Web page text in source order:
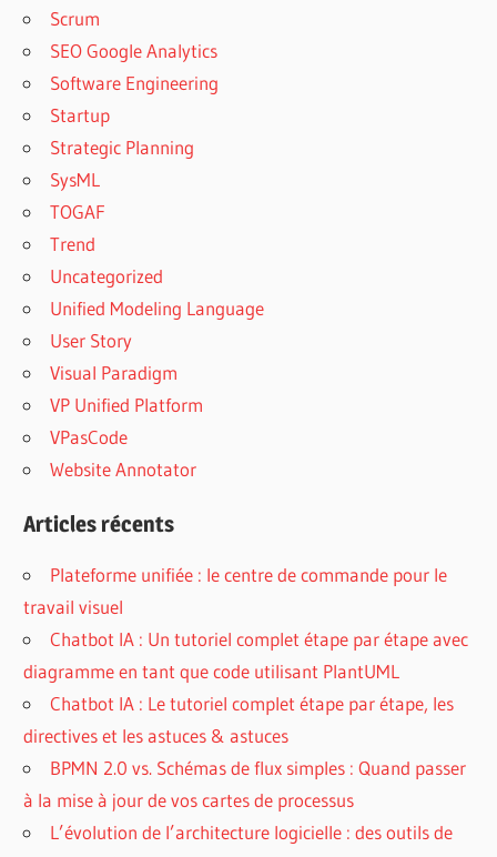
Scrum
SEO Google Analytics
Software Engineering
Startup
Strategic Planning
SysML
TOGAF
Trend
Uncategorized
Unified Modeling Language
User Story
Visual Paradigm
VP Unified Platform
VPasCode
Website Annotator
Articles récents
Plateforme unifiée : le centre de commande pour le
travail visuel
Chatbot IA : Un tutoriel complet étape par étape avec
diagramme en tant que code utilisant PlantUML
Chatbot IA : Le tutoriel complet étape par étape, les
directives et les astuces & astuces
BPMN 2.0 vs. Schémas de flux simples : Quand passer
à la mise à jour de vos cartes de processus
L’évolution de l’architecture logicielle : des outils de